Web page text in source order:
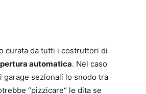
curata da tutti i costruttori di
automatica. Nel caso
sezionali lo snodo tra
“pizzicare“ le dita se